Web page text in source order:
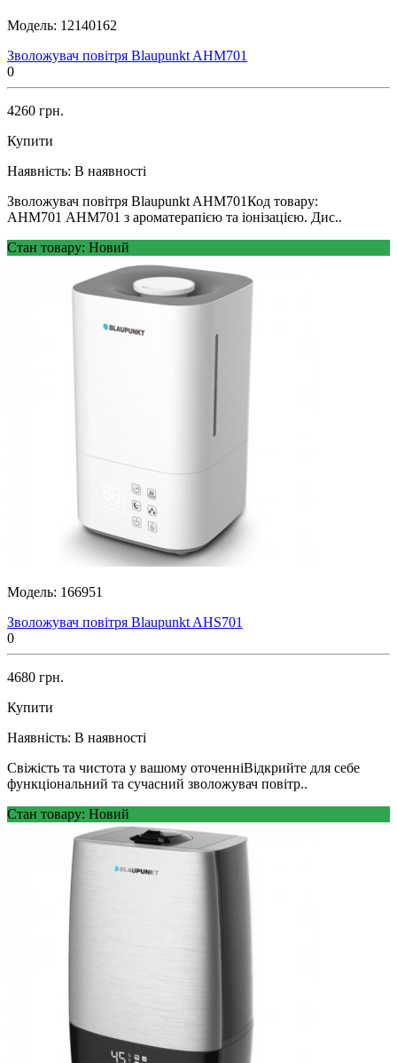
Модель: 12140162
Зволожувач повітря Blaupunkt AHM701
0
4260 грн.
Купити
Наявність: В наявності
Зволожувач повітря Blaupunkt AHM701Код товару:
AHM701 AHM701 з ароматерапією та іонізацією. Дис..
Стан товару: Новий
Модель: 166951
Зволожувач повітря Blaupunkt AHS701
0
4680 грн.
Купити
Наявність: В наявності
Свіжість та чистота у вашому оточенніВідкрийте для себе
функціональний та сучасний зволожувач повітр..
Стан товару: Новий